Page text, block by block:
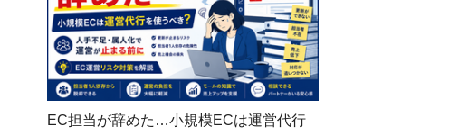
EC担当が辞めた…小規模ECは運営代行